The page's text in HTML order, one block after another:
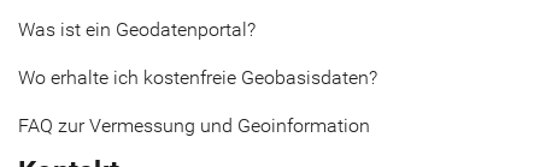
Was ist ein Geodatenportal?
Wo erhalte ich kostenfreie Geobasisdaten?
FAQ zur Vermessung und Geoinformation